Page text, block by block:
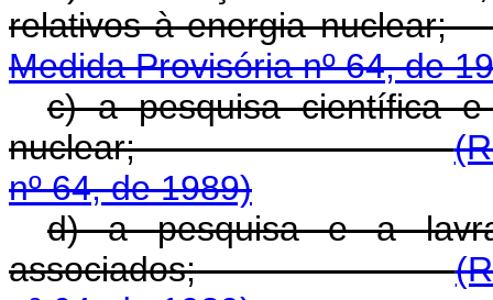
relativos à
Medida Provisória nº 64, de
c) a pesquisa científica
nuclear;
nº 64, de 1989)
d) a pesquisa e a
associados;